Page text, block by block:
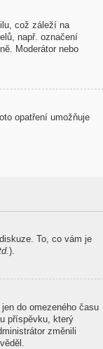
což záleží na
např. označení
Moderátor nebo
opatření umožňuje
To, co vám je
).
do omezeného času
příspěvku, který
změnili